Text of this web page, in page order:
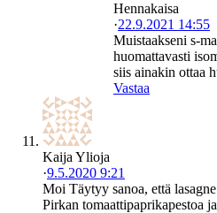
Hennakaisa
·22.9.2021 14:55
Muistaakseni s-
huomattavasti
siis ainakin ottaa
Vastaa
Kaija Ylioja
·9.5.2020 9:21
Moi Täytyy sanoa, että
Pirkan tomaattipaprikapestoa